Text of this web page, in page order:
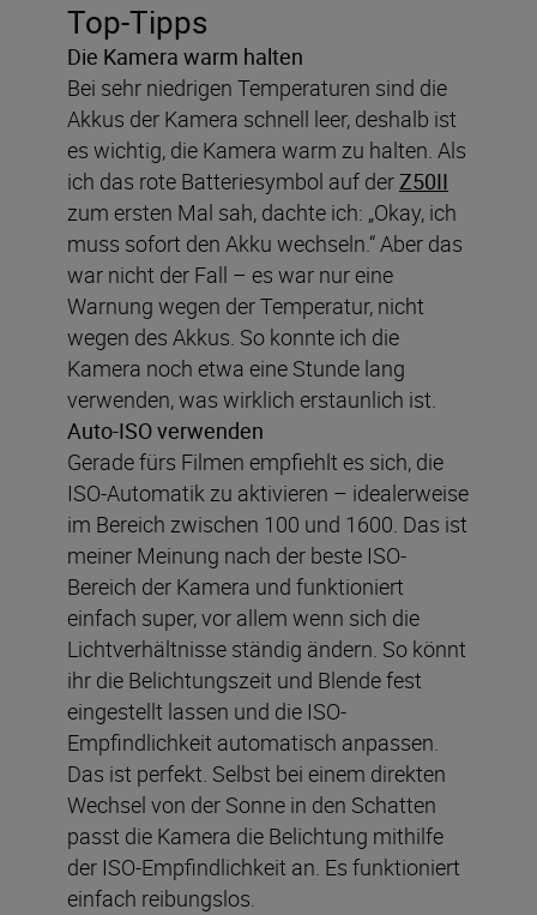
Top-Tipps
Die Kamera warm halten
Bei sehr niedrigen Temperaturen sind die
Akkus der Kamera schnell leer, deshalb ist
es wichtig, die Kamera warm zu halten. Als
ich das rote Batteriesymbol auf derZ50II
zum ersten Mal sah, dachte ich: „Okay, ich
muss sofort den Akku wechseln.“ Aber das
war nicht der Fall – es war nur eine
Warnung wegen der Temperatur, nicht
wegen des Akkus. So konnte ich die
Kamera noch etwa eine Stunde lang
verwenden, was wirklich erstaunlich ist.
Auto-ISO verwenden
Gerade fürs Filmen empfiehlt es sich, die
ISO-Automatik zu aktivieren – idealerweise
im Bereich zwischen 100 und 1600. Das ist
meiner Meinung nach der beste ISO-
Bereich der Kamera und funktioniert
einfach super, vor allem wenn sich die
Lichtverhältnisse ständig ändern. So könnt
ihr die Belichtungszeit und Blende fest
eingestellt lassen und die ISO-
Empfindlichkeit automatisch anpassen.
Das ist perfekt. Selbst bei einem direkten
Wechsel von der Sonne in den Schatten
passt die Kamera die Belichtung mithilfe
der ISO-Empfindlichkeit an. Es funktioniert
einfach reibungslos.